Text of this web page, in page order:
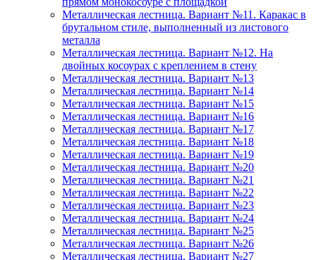
Металлическая лестница. Вариант №11. Каракас в
брутальном стиле, выполненный из листового
металла
Металлическая лестница. Вариант №12. На
двойных косоурах с креплением в стену
Металлическая лестница. Вариант №13
Металлическая лестница. Вариант №14
Металлическая лестница. Вариант №15
Металлическая лестница. Вариант №16
Металлическая лестница. Вариант №17
Металлическая лестница. Вариант №18
Металлическая лестница. Вариант №19
Металлическая лестница. Вариант №20
Металлическая лестница. Вариант №21
Металлическая лестница. Вариант №22
Металлическая лестница. Вариант №23
Металлическая лестница. Вариант №24
Металлическая лестница. Вариант №25
Металлическая лестница. Вариант №26
Металлическая лестница. Вариант №27